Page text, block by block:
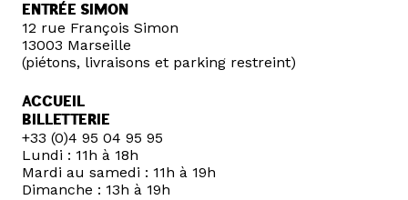
ENTRÉE SIMON
12 rue François Simon
13003 Marseille
(piétons, livraisons et parking restreint)
ACCUEIL
BILLETTERIE
+33 (0)4 95 04 95 95
Lundi : 11h à 18h
Mardi au samedi : 11h à 19h
Dimanche : 13h à 19h